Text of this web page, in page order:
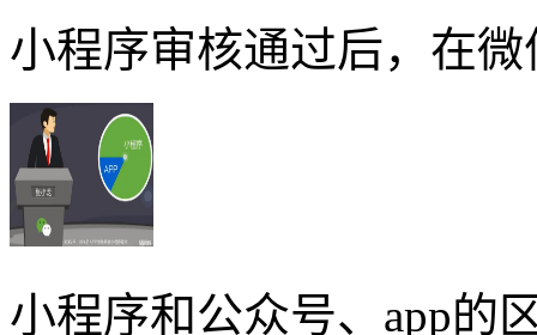
小程序审核通过后，在
小程序和公众号、app的